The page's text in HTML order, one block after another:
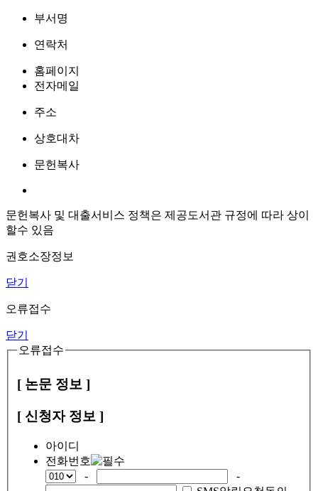
부서명
연락처
홈페이지
전자메일
주소
상호대차
문헌복사
문헌복사 및 대출서비스 정책은 제공도서관 규정에 따라 상이
할수 있음
권호소장정보
닫기
오류접수
닫기
오류접수
[ 논문 정보 ]
[ 신청자 정보 ]
아이디
전화번호
-
-